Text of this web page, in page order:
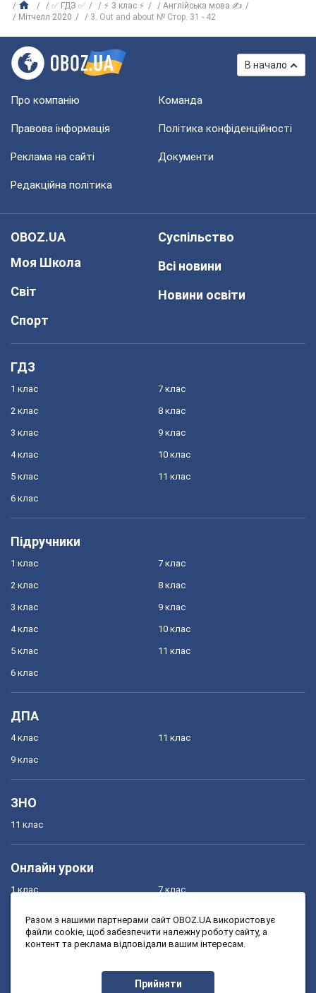
✅ ГДЗ ✅ ⚡ 3 клас ⚡
Англійська мова ✍
Мітчелл 2020
3. Out and about № Стор. 31 - 42
В начало
Про компанію Команда
Правова інформація Політика конфіденційності
Реклама на сайті Документи
Редакційна політика
OBOZ.UA
Моя Школа
Світ
Спорт
Суспільство
Всі новини
Новини освіти
ГДЗ
1 клас
2 клас
3 клас
4 клас
5 клас
6 клас
7 клас
8 клас
9 клас
10 клас
11 клас
Підручники
1 клас
2 клас
3 клас
4 клас
5 клас
6 клас
7 клас
8 клас
9 клас
10 клас
11 клас
ДПА
4 клас
9 клас
11 клас
ЗНО
11 клас
Онлайн уроки
1 клас
3 клас
7 клас
9 клас
Разом з нашими партнерами сайт OBOZ.UA використовує
файли cookie, щоб забезпечити належну роботу сайту, а
контент та реклама відповідали вашим інтересам.
Прийняти